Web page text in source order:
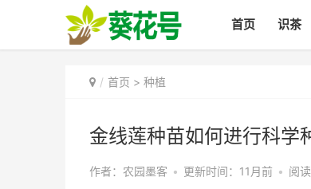
首页 识茶
首页 > 种植
金线莲种苗如何进行科学
作者：农园墨客 • 更新时间：11月前 • 阅